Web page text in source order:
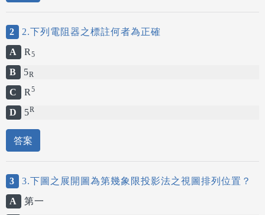
2
2.下列電阻器之標註何者為正確
A
R 5
B 5R
C R 5
D 5R
答案
3
3.下圖之展開圖為第幾象限投影法之視圖排列位置？
A
第一